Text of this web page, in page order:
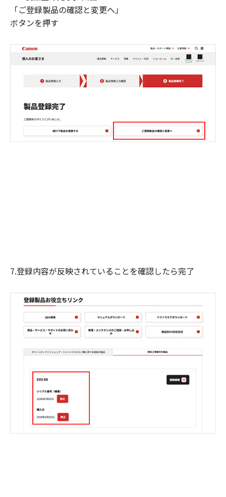
「ご登録製品の確認と変更へ」
ボタンを押す
7.登録内容が反映されていることを確認したら完了